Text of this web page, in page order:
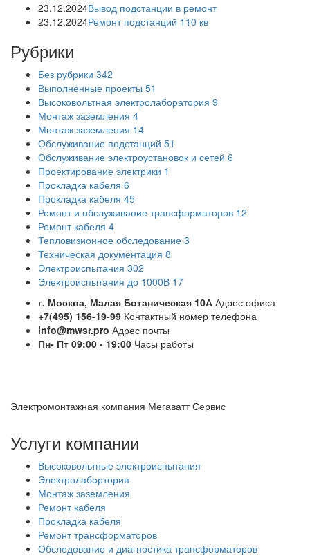
23.12.2024Вывод подстанции в ремонт
23.12.2024Ремонт подстанций 110 кв
Рубрики
Без рубрики 342
Выполненные проекты 51
Высоковольтная электролаборатория 9
Монтаж заземления 4
Монтаж заземления 14
Обслуживание подстанций 51
Обслуживание электроустановок и сетей 6
Проектирование электрики 1
Прокладка кабеля 6
Прокладка кабеля 45
Ремонт и обслуживание трансформаторов 12
Ремонт кабеля 4
Тепловизионное обследование 3
Техническая документация 8
Электроиспытания 302
Электроиспытания до 1000В 17
г. Москва, Малая Ботаническая 10А Адрес офиса
+7(495) 156-19-99 Контактный номер телефона
info@mwsr.pro Адрес почты
Пн- Пт 09:00 - 19:00 Часы работы
Электромонтажная компания Мегаватт Сервис
Услуги компании
Высоковольтные электроиспытания
Электролабортория
Монтаж заземления
Ремонт кабеля
Прокладка кабеля
Ремонт трансформаторов
Обследование и диагностика трансформаторов